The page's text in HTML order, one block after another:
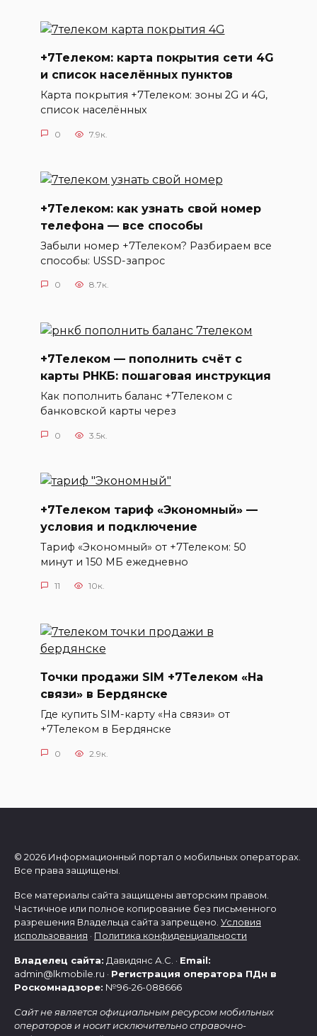
+7Телеком: карта покрытия сети 4G
и список населённых пунктов
Карта покрытия +7Телеком: зоны 2G и 4G,
список населённых
0 7.9к.
+7Телеком: как узнать свой номер
телефона — все способы
Забыли номер +7Телеком? Разбираем все
способы: USSD-запрос
0 8.7к.
+7Телеком — пополнить счёт с
карты РНКБ: пошаговая инструкция
Как пополнить баланс +7Телеком с
банковской карты через
0 3.5к.
+7Телеком тариф «Экономный» —
условия и подключение
Тариф «Экономный» от +7Телеком: 50
минут и 150 МБ ежедневно
11 10к.
Точки продажи SIM +7Телеком «На
связи» в Бердянске
Где купить SIM-карту «На связи» от
+7Телеком в Бердянске
0 2.9к.
© 2026 Информационный портал о мобильных операторах.
Все права защищены.
Все материалы сайта защищены авторским правом.
Частичное или полное копирование без письменного
разрешения Владельца сайта запрещено. Условия
использования · Политика конфиденциальности
Владелец сайта: Давидянс А.С. · Email:
admin@lkmobile.ru · Регистрация оператора ПДн в
Роскомнадзоре: №96-26-088666
Сайт не является официальным ресурсом мобильных
операторов и носит исключительно справочно-